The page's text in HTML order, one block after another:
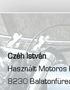
Czéh István
Használt Motoros
8230